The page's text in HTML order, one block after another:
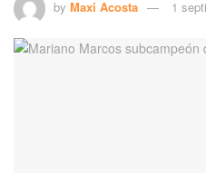
by Maxi Acosta 1